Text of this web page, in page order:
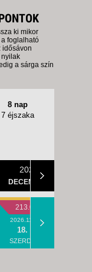
ki mikor
foglalható
idősávon
a sárga szín
8 nap
7 éjszaka
2026
DECEMBER
213.069
2026.11.
18.
SZERDA